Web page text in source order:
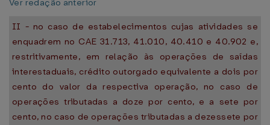
Ver redação anterior
II - no caso de estabelecimentos cujas atividades se
enquadrem no CAE 31.713, 41.010, 40.410 e 40.902 e,
restritivamente, em relação às operações de saídas
interestaduais, crédito outorgado equivalente a dois por
cento do valor da respectiva operação, no caso de
operações tributadas a doze por cento, e a sete por
cento, no caso de operações tributadas a dezessete por